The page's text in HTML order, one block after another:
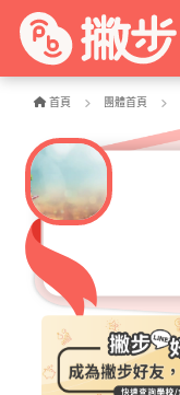
首頁 團體首頁